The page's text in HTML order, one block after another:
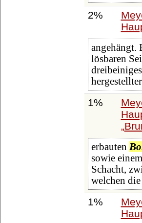
2%
angehängt.
lösbaren
hergestellter
1%
erbauten
sowie
Schacht,
welchen
1%